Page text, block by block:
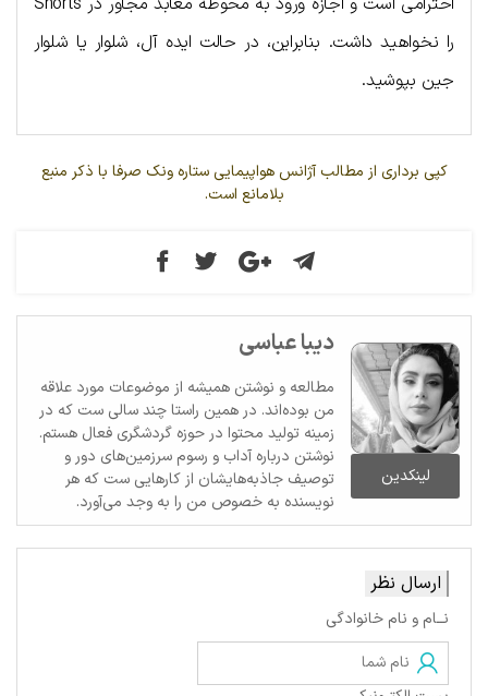
را نخواهید داشت. بنابراین، در حالت ایده آل، شلوار یا شلوار
جین بپوشید.
کپی برداری از مطالب آژانس هواپیمایی ستاره ونک صرفا با ذکر منبع
بلامانع است.
لینکدین
دیبا عباسی
مطالعه و نوشتن همیشه از موضوعات مورد علاقه
من بوده‌اند. در همین راستا چند سالی ست که در
زمینه تولید محتوا در حوزه گردشگری فعال هستم.
نوشتن درباره آداب و رسوم سرزمین‌های دور و
توصیف جاذبه‌هایشان از کارهایی ست که هر
نویسنده به خصوص من را به وجد می‌آورد.
ارسال نظر
نــام و نام خانوادگی